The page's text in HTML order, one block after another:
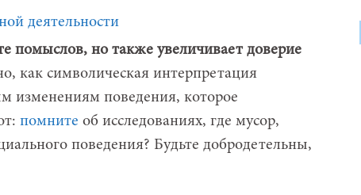
помыслов, но также увеличивает доверие
как символическая интерпретация
изменениям поведения, которое
помните об исследованиях, где мусор,
поведения? Будьте добродетельны,